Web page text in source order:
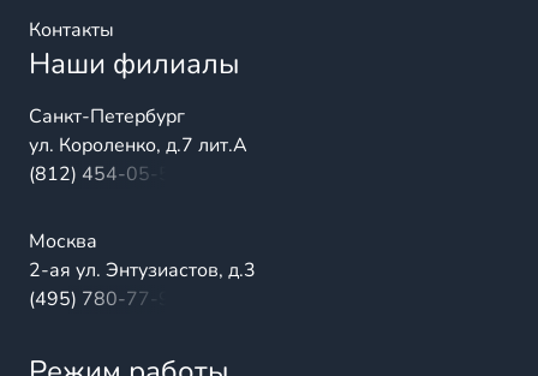
Контакты
Наши филиалы
Санкт-Петербург
ул. Короленко, д.7 лит.А
(812) 454-05-54
Москва
2-ая ул. Энтузиастов, д.3
(495) 780-77-98